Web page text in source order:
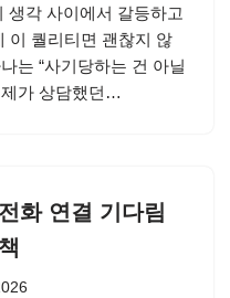
생각 사이에서 갈등하고
이 퀄리티면 괜찮지 않
는 “사기당하는 건 아닐
제가 상담했던…
화 연결 기다림